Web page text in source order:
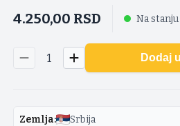
4.250,00 RSD Na stanju
1 Dodaj
Zemlja: Srbija